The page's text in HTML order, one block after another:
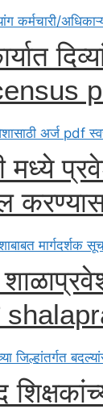
मध्ये